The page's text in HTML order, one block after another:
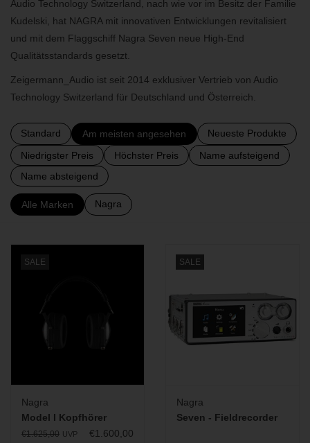
Audio Technology Switzerland, nach wie vor im Besitz der Familie
Kudelski, hat NAGRA mit innovativen Entwicklungen revitalisiert
und mit dem Flaggschiff Nagra Seven neue High-End
Qualitätsstandards gesetzt.
Zeigermann_Audio ist seit 2014 exklusiver Vertrieb von Audio
Technology Switzerland für Deutschland und Österreich.
Standard Am meisten angesehen
Neueste Produkte
Niedrigster Preis
Höchster Preis
Name aufsteigend
Name absteigend
Alle Marken Nagra
SALE
Nagra
Model I Kopfhörer
€1.625,00 UVP €1.600,00
SALE
Nagra
Seven - Fieldrecorder